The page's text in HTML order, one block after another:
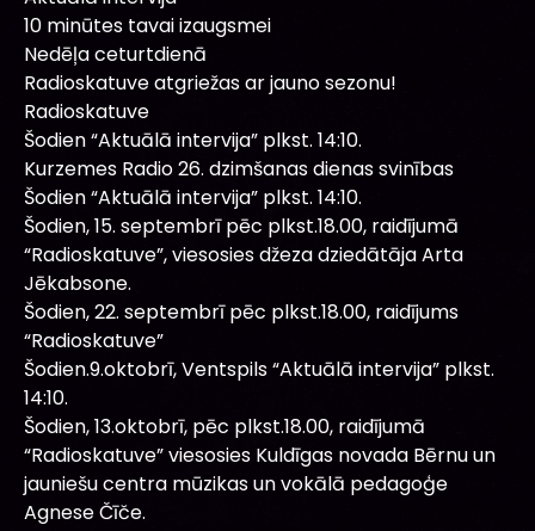
10 minūtes tavai izaugsmei
Nedēļa ceturtdienā
Radioskatuve atgriežas ar jauno sezonu!
Radioskatuve
Šodien “Aktuālā intervija” plkst. 14:10.
Kurzemes Radio 26. dzimšanas dienas svinības
Šodien “Aktuālā intervija” plkst. 14:10.
Šodien, 15. septembrī pēc plkst.18.00, raidījumā
“Radioskatuve”, viesosies džeza dziedātāja Arta
Jēkabsone.
Šodien, 22. septembrī pēc plkst.18.00, raidījums
“Radioskatuve”
Šodien.9.oktobrī, Ventspils “Aktuālā intervija” plkst.
14:10.
Šodien, 13.oktobrī, pēc plkst.18.00, raidījumā
“Radioskatuve” viesosies Kuldīgas novada Bērnu un
jauniešu centra mūzikas un vokālā pedagoģe
Agnese Čīče.